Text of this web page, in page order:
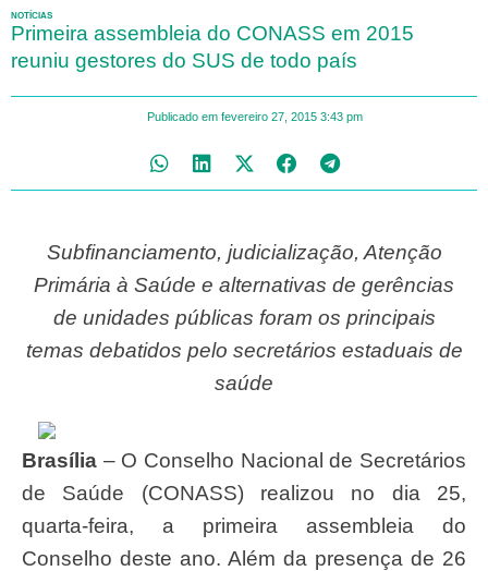
NOTÍCIAS
Primeira assembleia do CONASS em 2015
reuniu gestores do SUS de todo país
Publicado em fevereiro 27, 2015 3:43 pm
Subfinanciamento, judicialização, Atenção
Primária à Saúde e alternativas de gerências
de unidades públicas foram os principais
temas debatidos pelo secretários estaduais de
saúde
Brasília – O Conselho Nacional de Secretários
de Saúde (CONASS) realizou no dia 25,
quarta-feira, a primeira assembleia do
Conselho deste ano. Além da presença de 26